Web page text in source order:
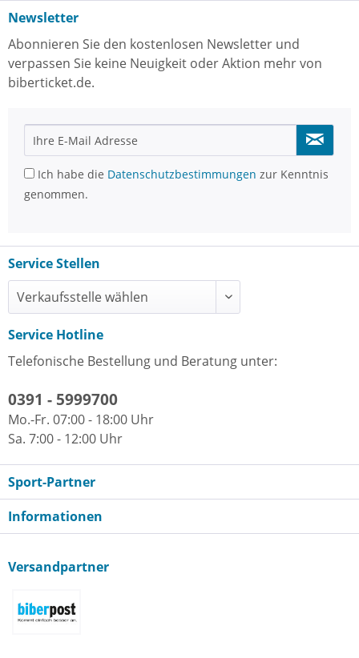
Newsletter
Abonnieren Sie den kostenlosen Newsletter und
verpassen Sie keine Neuigkeit oder Aktion mehr von
biberticket.de.
Ich habe die Datenschutzbestimmungen zur Kenntnis
genommen.
Service Stellen
Service Hotline
Telefonische Bestellung und Beratung unter:
0391 - 5999700
Mo.-Fr. 07:00 - 18:00 Uhr
Sa. 7:00 - 12:00 Uhr
Sport-Partner
Informationen
Versandpartner